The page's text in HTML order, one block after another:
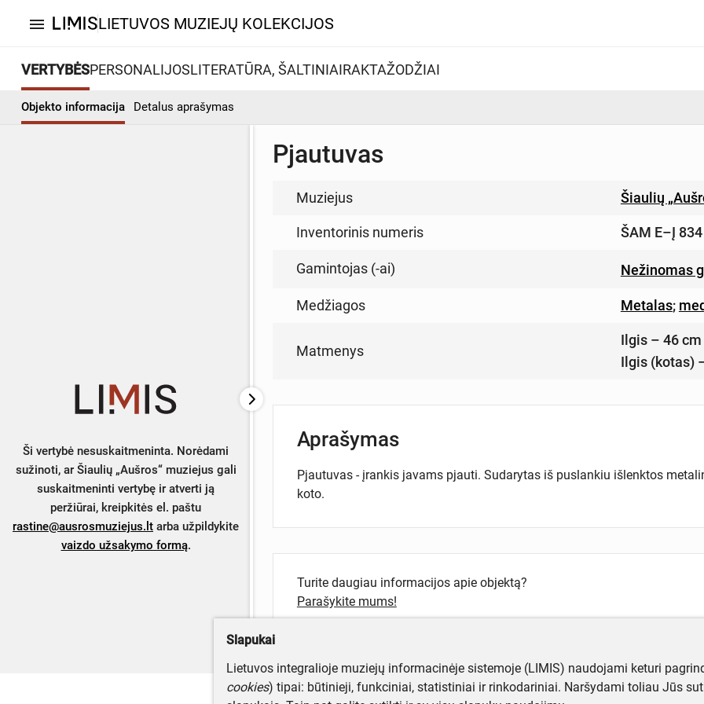
menu LIETUVOS MUZIEJŲ KOLEKCIJOS
VERTYBĖSPERSONALIJOSLITERATŪRA, ŠALTINIAIRAKTAŽODŽIAI
Objekto informacija Detalus aprašymas
Ši vertybė nesuskaitmeninta. Norėdami
sužinoti, ar Šiaulių „Aušros“ muziejus gali
suskaitmeninti vertybę ir atverti ją
peržiūrai, kreipkitės el. paštu
rastine@ausrosmuziejus.lt arba užpildykite
vaizdo užsakymo formą.
Pjautuvas
Muziejus Šiaulių
Inventorinis numeris ŠAM E–Į 834
Gamintojas (-ai) Nežinomas
Medžiagos Metalas;
Matmenys
Ilgis – 46 cm
Ilgis (kotas)
Aprašymas
Pjautuvas - įrankis javams pjauti. Sudarytas iš puslankiu išlenktos
koto.
Turite daugiau informacijos apie objektą?
Parašykite mums!
Slapukai
Lietuvos integralioje muziejų informacinėje sistemoje (LIMIS) naudojami keturi
cookies) tipai: būtinieji, funkciniai, statistiniai ir rinkodariniai. Naršydami toliau Jūs